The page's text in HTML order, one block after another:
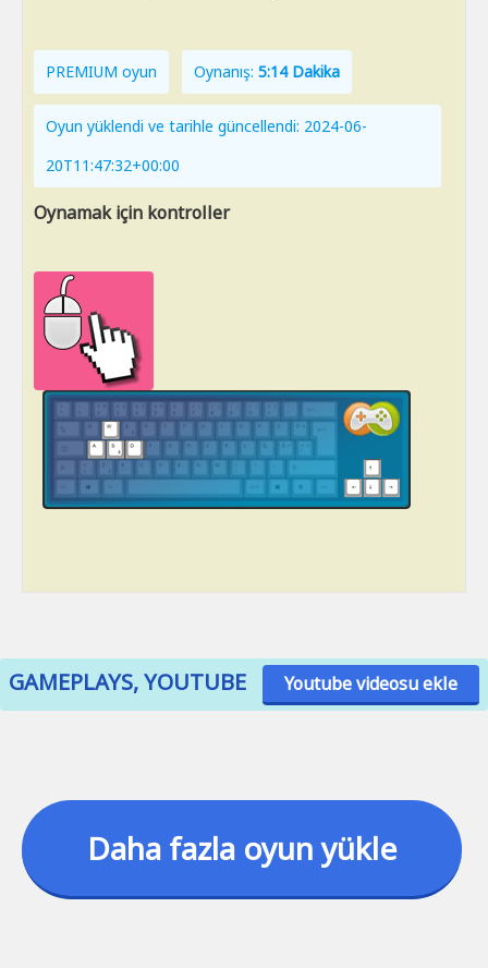
PREMIUM oyun Oynanış: 5:14 Dakika
Oyun yüklendi ve tarihle güncellendi: 2024-06-
20T11:47:32+00:00
Oynamak için kontroller
GAMEPLAYS, YOUTUBE Youtube videosu ekle
Daha fazla oyun yükle